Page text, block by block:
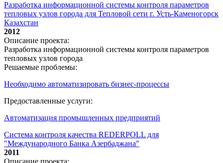
Разработка информационной системы контроля параметров
тепловых узлов города для Тепловой сети г. Усть-Каменогорск
Казахстан
2012
Описание проекта:
Разработка информационной системы контроля параметров
тепловых узлов города
Решаемые проблемы:
Необходимо автоматизировать бизнес-процессы
Предоставленные услуги:
Автоматизация промышленных предприятий
Система контроля качества REDERPOLL для
"Международного Банка Азербаджана"
2011